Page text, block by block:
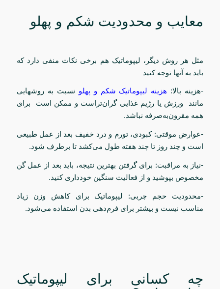
معایب و محدودیت‌ شکم و پهلو
مثل هر روش دیگر، لیپوماتیک هم برخی نکات منفی دارد که
باید به آنها توجه کنید
-هزینه بالا: هزینه لیپوماتیک شکم و پهلو نسبت به روشهایی
مانند ورزش یا رژیم غذایی گران‌تراست و ممکن است برای
همه مقرون‌به‌صرفه نباشد.
-عوارض موقتی: کبودی، تورم و درد خفیف بعد از عمل طبیعی
است و چند روز تا چند هفته طول می‌کشد تا برطرف شود.
-نیاز به مراقبت: برای گرفتن بهترین نتیجه، باید بعد از عمل گن
مخصوص بپوشید و از فعالیت سنگین خودداری کنید.
-محدودیت حجم چربی: لیپوماتیک برای کاهش وزن زیاد
مناسب نیست و بیشتر برای فرم‌دهی بدن استفاده می‌شود.
چه کسانی برای لیپوماتیک